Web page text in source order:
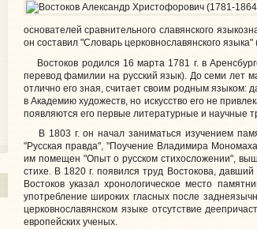
основателей сравнительного славянского
он составил "Словарь церковнославянского
Востоков родился 16 марта 1781 г. в
перевод фамилии на русский язык). До семи лет
отлично его зная, считает своим родным языком:
в Академию художеств, но искусство его не
появляются его первые литературные и научные
В 1803 г. он начал заниматься изучением
"Русская правда", "Поучение Владимира
им помещен "Опыт о русском стихосложении",
стихе. В 1820 г. появился труд Востокова,
Востоков указал хронологическое место
употребление широких гласных после
церковнославянском языке отсутствие
европейских ученых.